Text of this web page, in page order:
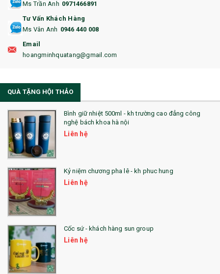
18. ẤM CHÉN QUÀ TẶNG
19. ĐỒNG HỒ TREO TƯỜNG
22. ĐỒNG HỒ ĐỂ BÀN
23. QÙA TẶNG ĐỘC ĐÁO
24. QÙA TẶNG PHA LÊ
25. QUÀ TẶNG GLASSLOCK
26. QUÀ TẶNG LUMINARC
28. BỘ ĐỒ ĂN CAO CẤP
29. MÓC KHOÁ
31. TÚI VẢI KHÔNG DỆT
32. TÚI VẢI BỐ
33. MŨ LƯỠI TRAI
Ms Trần Anh 0971466891
Tư Vấn Khách Hàng
Ms Vân Anh 0946 440 008
Email
hoangminhquatang@gmail.com
QUÀ TẶNG HỘI THẢO
Bình giữ nhiệt 500ml - kh trường cao đẳng công
nghệ bách khoa hà nội
Liên hệ
Kỷ niệm chương pha lê - kh phuc hung
Liên hệ
Cốc sứ - khách hàng sun group
Liên hệ